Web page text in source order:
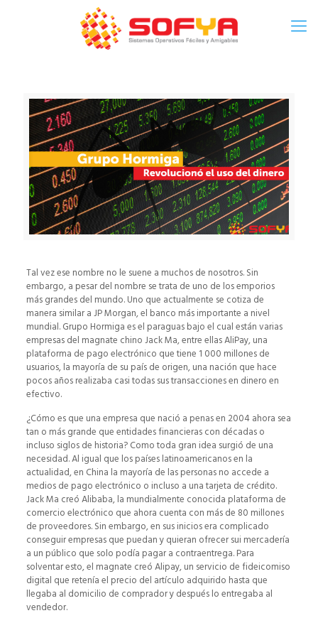
Tal vez ese nombre no le suene a muchos de nosotros. Sin
embargo, a pesar del nombre se trata de uno de los emporios
más grandes del mundo. Uno que actualmente se cotiza de
manera similar a JP Morgan, el banco más importante a nivel
mundial. Grupo Hormiga es el paraguas bajo el cual están varias
empresas del magnate chino Jack Ma, entre ellas AliPay, una
plataforma de pago electrónico que tiene 1 000 millones de
usuarios, la mayoría de su país de origen, una nación que hace
pocos años realizaba casi todas sus transacciones en dinero en
efectivo.
¿Cómo es que una empresa que nació a penas en 2004 ahora sea
tan o más grande que entidades financieras con décadas o
incluso siglos de historia? Como toda gran idea surgió de una
necesidad. Al igual que los países latinoamericanos en la
actualidad, en China la mayoría de las personas no accede a
medios de pago electrónico o incluso a una tarjeta de crédito.
Jack Ma creó Alibaba, la mundialmente conocida plataforma de
comercio electrónico que ahora cuenta con más de 80 millones
de proveedores. Sin embargo, en sus inicios era complicado
conseguir empresas que puedan y quieran ofrecer sui mercadería
a un público que solo podía pagar a contraentrega. Para
solventar esto, el magnate creó Alipay, un servicio de fideicomiso
digital que retenía el precio del artículo adquirido hasta que
llegaba al domicilio de comprador y después lo entregaba al
vendedor.